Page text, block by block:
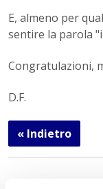
E, almeno per
sentire la parola
Congratulazioni,
D.F.
« Indietro